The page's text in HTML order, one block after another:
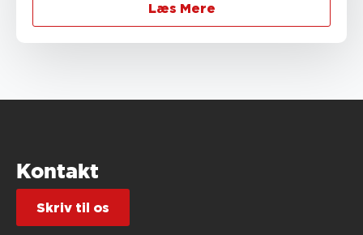
Læs Mere
Kontakt
Skriv til os